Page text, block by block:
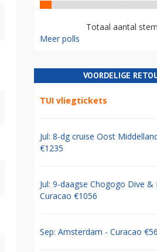
Totaal aantal
Meer polls
VOORDELIGE
TUI vliegtickets
Jul: 8-dg cruise Oost
€1235
Jul: 9-daagse Chogogo Dive &
Curacao €1056
Sep: Amsterdam - Curacao